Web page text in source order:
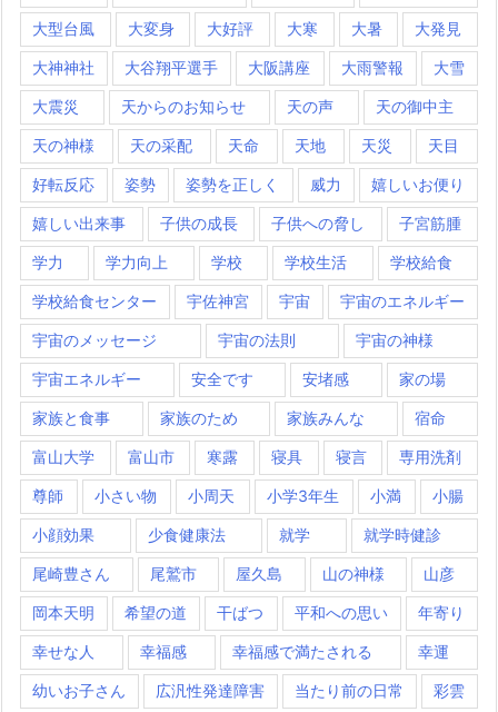
大型台風 大変身 大好評 大寒 大暑 大発見
大神神社 大谷翔平選手 大阪講座 大雨警報 大雪
大震災 天からのお知らせ 天の声 天の御中主
天の神様 天の采配 天命 天地 天災 天目
好転反応 姿勢 姿勢を正しく 威力 嬉しいお便り
嬉しい出来事 子供の成長 子供への脅し 子宮筋腫
学力 学力向上 学校 学校生活 学校給食
学校給食センター 宇佐神宮 宇宙 宇宙のエネルギー
宇宙のメッセージ 宇宙の法則 宇宙の神様
宇宙エネルギー 安全です 安堵感 家の場
家族と食事 家族のため 家族みんな 宿命
富山大学 富山市 寒露 寝具 寝言 専用洗剤
尊師 小さい物 小周天 小学3年生 小満 小腸
小顔効果 少食健康法 就学 就学時健診
尾崎豊さん 尾鷲市 屋久島 山の神様 山彦
岡本天明 希望の道 干ばつ 平和への思い 年寄り
幸せな人 幸福感 幸福感で満たされる 幸運
幼いお子さん 広汎性発達障害 当たり前の日常 彩雲